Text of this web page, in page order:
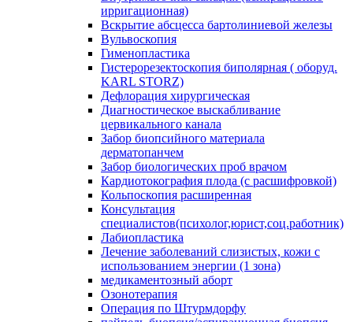
ирригационная)
Вскрытие абсцесса бартолиниевой железы
Вульвоскопия
Гименопластика
Гистерорезектоскопия биполярная ( оборуд.
KARL STORZ)
Дефлорация хирургическая
Диагностическое выскабливание
цервикального канала
Забор биопсийного материала
дерматопанчем
Забор биологических проб врачом
Кардиотокография плода (с расшифровкой)
Кольпоскопия расширенная
Консультация
специалистов(психолог,юрист,соц.работник)
Лабиопластика
Лечение заболеваний слизистых, кожи с
использованием энергии (1 зона)
медикаментозный аборт
Озонотерапия
Операция по Штурмдорфу